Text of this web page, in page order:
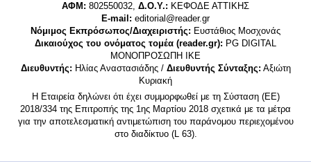
ΑΦΜ: 802550032, Δ.Ο.Υ.: ΚΕΦΟΔΕ ΑΤΤΙΚΗΣ
E-mail: editorial@reader.gr
Νόμιμος Εκπρόσωπος/Διαχειριστής: Ευστάθιος Μοσχονάς
Δικαιούχος του ονόματος τομέα (reader.gr): PG DIGITAL
MONΟΠΡΟΣΩΠΗ ΙΚΕ
Διευθυντής: Ηλίας Αναστασιάδης / Διευθυντής Σύνταξης: Αξιώτη
Κυριακή
Η Εταιρεία δηλώνει ότι έχει συμμορφωθεί με τη Σύσταση (ΕΕ)
2018/334 της Επιτροπής της 1ης Μαρτίου 2018 σχετικά με τα μέτρα
για την αποτελεσματική αντιμετώπιση του παράνομου περιεχομένου
στο διαδίκτυο (L 63).